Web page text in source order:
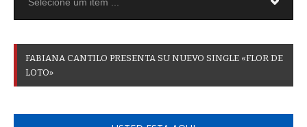
FABIANA CANTILO PRESENTA SU NUEVO SINGLE «FLOR DE
LOTO»